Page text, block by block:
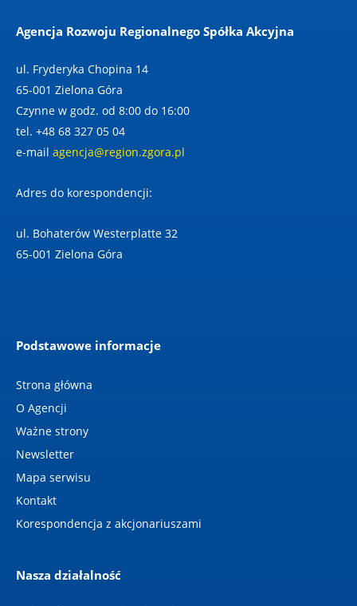
Agencja Rozwoju Regionalnego Spółka Akcyjna
ul. Fryderyka Chopina 14
65-001 Zielona Góra
Czynne w godz. od 8:00 do 16:00
tel. +48 68 327 05 04
e-mail agencja@region.zgora.pl
Adres do korespondencji:
ul. Bohaterów Westerplatte 32
65-001 Zielona Góra
Podstawowe informacje
Strona główna
O Agencji
Ważne strony
Newsletter
Mapa serwisu
Kontakt
Korespondencja z akcjonariuszami
Nasza działalność